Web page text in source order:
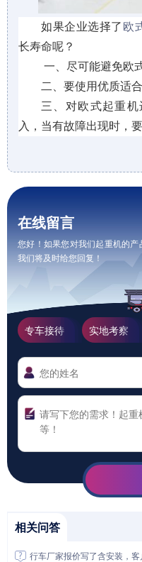
如果企业选择了 欧
长寿命呢？
一、尽可能避免欧
二、要使用优质适
三、对欧式起重
入，当有故障出现时，
在线留言
您好！如果您对我们起重机的产
我们将及时给您回复！
专车接待 实地考察
相关问答
行车厂家报价写了含安装，客